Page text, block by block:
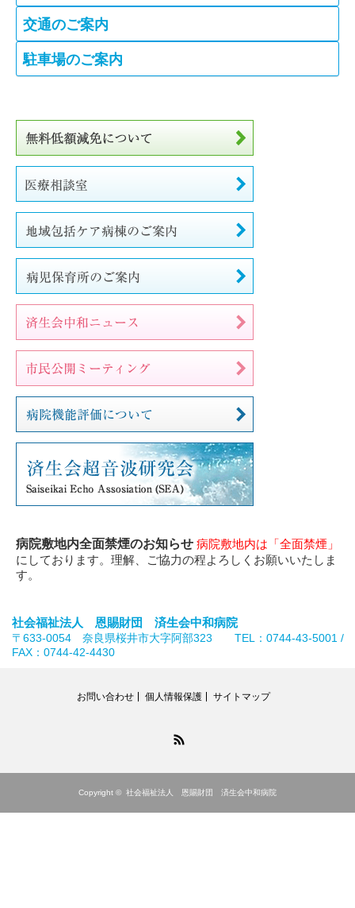
交通のご案内
駐車場のご案内
病院敷地内全面禁煙のお知らせ 病院敷地内は「全面禁煙」
にしております。理解、ご協力の程よろしくお願いいたしま
す。
社会福祉法人 恩賜財団 済生会中和病院
〒633-0054 奈良県桜井市大字阿部323 TEL：0744-43-5001 /
FAX：0744-42-4430
お問い合わせ 個人情報保護 サイトマップ
Copyright © 社会福祉法人 恩賜財団 済生会中和病院